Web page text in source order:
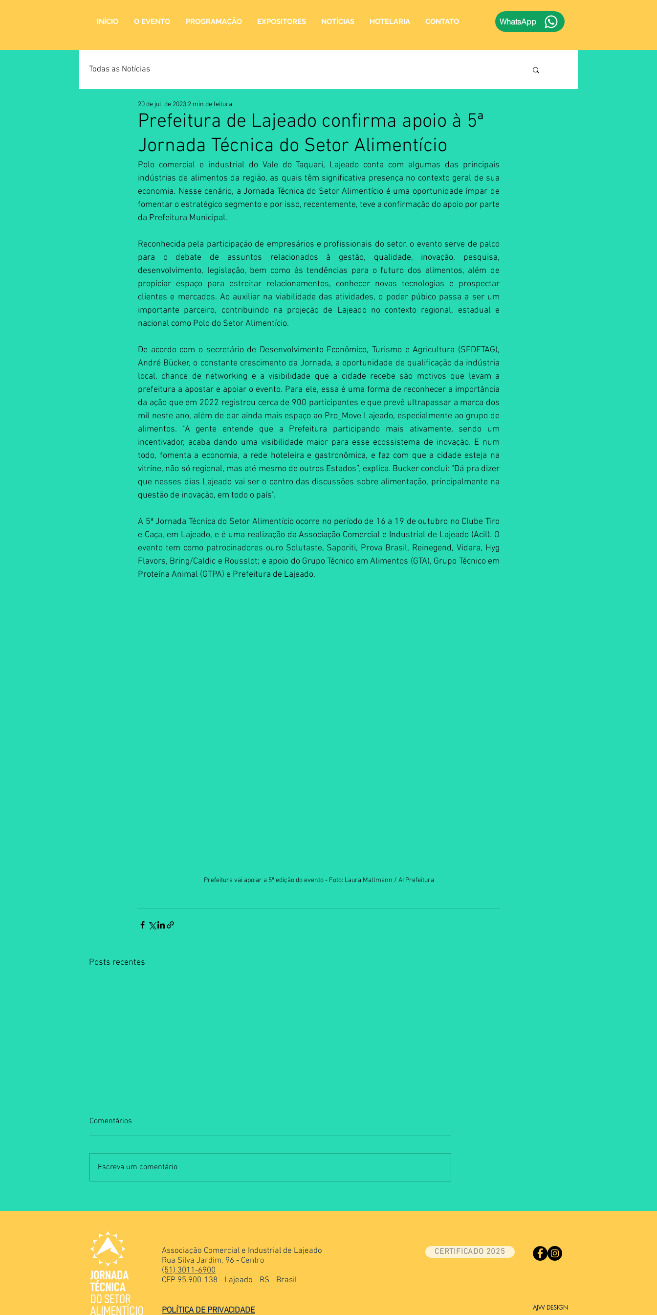
INÍCIO O EVENTO PROGRAMAÇÃO EXPOSITORES NOTÍCIAS HOTELARIA CONTATO WhatsApp
Todas as Notícias
Prefeitura de Lajeado confirma apoio à 5ª
Jornada Técnica do Setor Alimentício
20 de jul. de 2023 2 min de leitura
Polo comercial e industrial do Vale do Taquari, Lajeado conta com algumas das principais
indústrias de alimentos da região, as quais têm significativa presença no contexto geral de sua
economia. Nesse cenário, a Jornada Técnica do Setor Alimentício é uma oportunidade ímpar de
fomentar o estratégico segmento e por isso, recentemente, teve a confirmação do apoio por parte
da Prefeitura Municipal.
Reconhecida pela participação de empresários e profissionais do setor, o evento serve de palco
para o debate de assuntos relacionados à gestão, qualidade, inovação, pesquisa,
desenvolvimento, legislação, bem como às tendências para o futuro dos alimentos, além de
propiciar espaço para estreitar relacionamentos, conhecer novas tecnologias e prospectar
clientes e mercados. Ao auxiliar na viabilidade das atividades, o poder púbico passa a ser um
importante parceiro, contribuindo na projeção de Lajeado no contexto regional, estadual e
nacional como Polo do Setor Alimentício.
De acordo com o secretário de Desenvolvimento Econômico, Turismo e Agricultura (SEDETAG),
André Bücker, o constante crescimento da Jornada, a oportunidade de qualificação da indústria
local, chance de networking e a visibilidade que a cidade recebe são motivos que levam a
prefeitura a apostar e apoiar o evento. Para ele, essa é uma forma de reconhecer a importância
da ação que em 2022 registrou cerca de 900 participantes e que prevê ultrapassar a marca dos
mil neste ano, além de dar ainda mais espaço ao Pro_Move Lajeado, especialmente ao grupo de
alimentos. “A gente entende que a Prefeitura participando mais ativamente, sendo um
incentivador, acaba dando uma visibilidade maior para esse ecossistema de inovação. E num
todo, fomenta a economia, a rede hoteleira e gastronômica, e faz com que a cidade esteja na
vitrine, não só regional, mas até mesmo de outros Estados”, explica. Bucker conclui: “Dá pra dizer
que nesses dias Lajeado vai ser o centro das discussões sobre alimentação, principalmente na
questão de inovação, em todo o país”.
A 5ª Jornada Técnica do Setor Alimentício ocorre no período de 16 a 19 de outubro no Clube Tiro
e Caça, em Lajeado, e é uma realização da Associação Comercial e Industrial de Lajeado (Acil). O
evento tem como patrocinadores ouro Solutaste, Saporiti, Prova Brasil, Reinegend, Vidara, Hyg
Flavors, Bring/Caldic e Rousslot; e apoio do Grupo Técnico em Alimentos (GTA), Grupo Técnico em
Proteína Animal (GTPA) e Prefeitura de Lajeado.
Prefeitura vai apoiar a 5ª edição do evento - Foto: Laura Mallmann / AI Prefeitura
Posts recentes
Comentários
Escreva um comentário
Associação Comercial e Industrial de Lajeado
Rua Silva Jardim, 96 - Centro
(51) 3011-6900
CEP 95.900-138 - Lajeado - RS - Brasil
POLÍTICA DE PRIVACIDADE
CERTIFICADO 2025
AJW DESIGN